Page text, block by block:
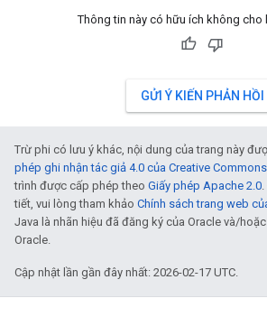
Thông tin này có hữu ích không cho
GỬI Ý KIẾN PHẢN HỒI
Trừ phi có lưu ý khác, nội dung của trang này
phép ghi nhận tác giả 4.0 của Creative Commons
trình được cấp phép theo Giấy phép Apache 2.0
tiết, vui lòng tham khảo Chính sách trang web
Java là nhãn hiệu đã đăng ký của Oracle và/
Oracle.
Cập nhật lần gần đây nhất: 2026-02-17 UTC.